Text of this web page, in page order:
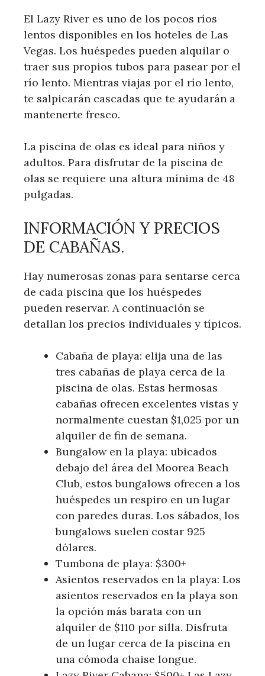
El Lazy River es uno de los pocos ríos
lentos disponibles en los hoteles de Las
Vegas. Los huéspedes pueden alquilar o
traer sus propios tubos para pasear por el
río lento. Mientras viajas por el río lento,
te salpicarán cascadas que te ayudarán a
mantenerte fresco.
La piscina de olas es ideal para niños y
adultos. Para disfrutar de la piscina de
olas se requiere una altura mínima de 48
pulgadas.
INFORMACIÓN Y PRECIOS
DE CABAÑAS.
Hay numerosas zonas para sentarse cerca
de cada piscina que los huéspedes
pueden reservar. A continuación se
detallan los precios individuales y típicos.
Cabaña de playa: elija una de las
tres cabañas de playa cerca de la
piscina de olas. Estas hermosas
cabañas ofrecen excelentes vistas y
normalmente cuestan $1,025 por un
alquiler de fin de semana.
Bungalow en la playa: ubicados
debajo del área del Moorea Beach
Club, estos bungalows ofrecen a los
huéspedes un respiro en un lugar
con paredes duras. Los sábados, los
bungalows suelen costar 925
dólares.
Tumbona de playa: $300+
Asientos reservados en la playa: Los
asientos reservados en la playa son
la opción más barata con un
alquiler de $110 por silla. Disfruta
de un lugar cerca de la piscina en
una cómoda chaise longue.